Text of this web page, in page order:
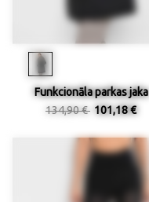
Funkcionāla parkas jaka
134,90 € 101,18 €